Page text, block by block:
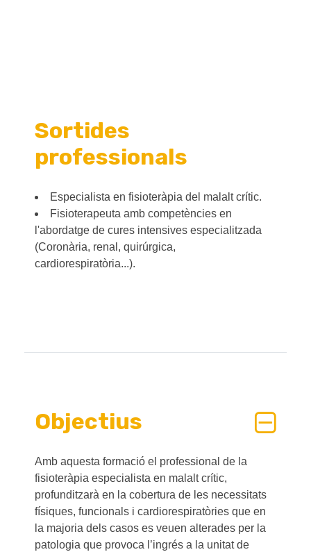
Sortides
professionals
Especialista en fisioteràpia del malalt crític.
Fisioterapeuta amb competències en
l'abordatge de cures intensives especialitzada
(Coronària, renal, quirúrgica,
cardiorespiratòria...).
Objectius
Amb aquesta formació el professional de la
fisioteràpia especialista en malalt crític,
profunditzarà en la cobertura de les necessitats
físiques, funcionals i cardiorespiratòries que en
la majoria dels casos es veuen alterades per la
patologia que provoca l’ingrés a la unitat de